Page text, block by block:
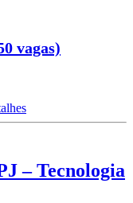
vagas)
– Tecnologia